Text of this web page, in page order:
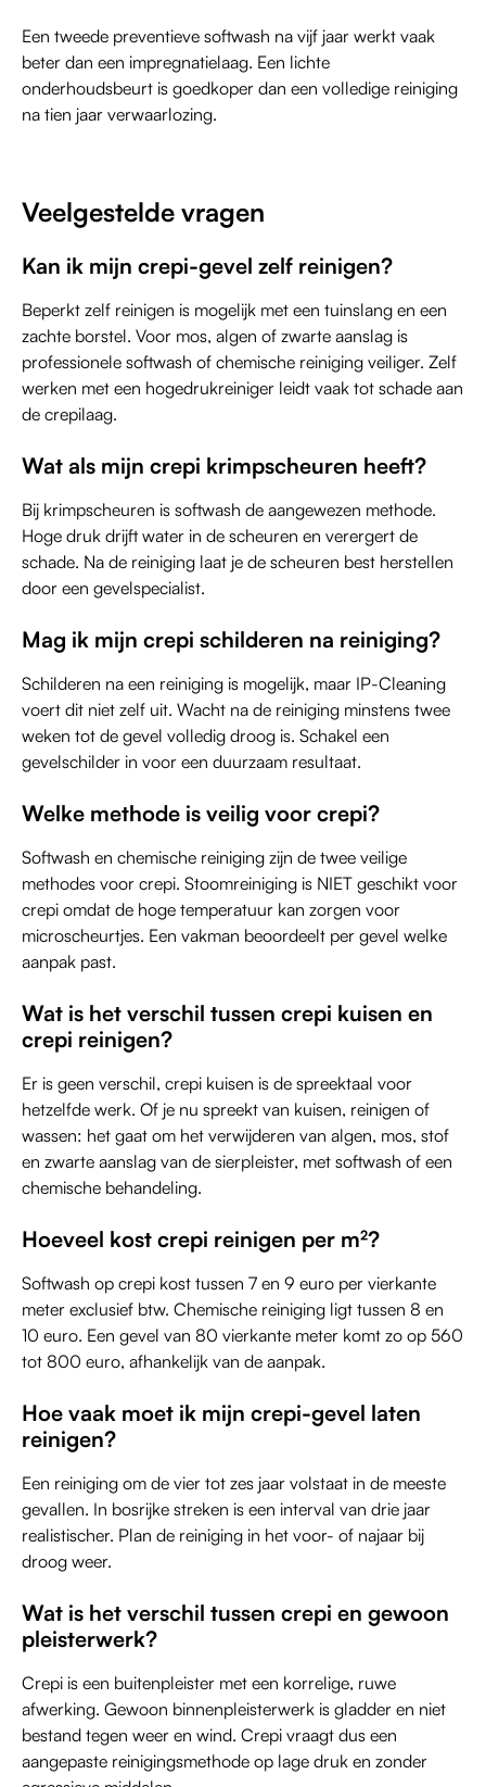
Een tweede preventieve softwash na vijf jaar werkt vaak
beter dan een impregnatielaag. Een lichte
onderhoudsbeurt is goedkoper dan een volledige reiniging
na tien jaar verwaarlozing.
Veelgestelde vragen
Kan ik mijn crepi-gevel zelf reinigen?
Beperkt zelf reinigen is mogelijk met een tuinslang en een
zachte borstel. Voor mos, algen of zwarte aanslag is
professionele softwash of chemische reiniging veiliger. Zelf
werken met een hogedrukreiniger leidt vaak tot schade aan
de crepilaag.
Wat als mijn crepi krimpscheuren heeft?
Bij krimpscheuren is softwash de aangewezen methode.
Hoge druk drijft water in de scheuren en verergert de
schade. Na de reiniging laat je de scheuren best herstellen
door een gevelspecialist.
Mag ik mijn crepi schilderen na reiniging?
Schilderen na een reiniging is mogelijk, maar IP-Cleaning
voert dit niet zelf uit. Wacht na de reiniging minstens twee
weken tot de gevel volledig droog is. Schakel een
gevelschilder in voor een duurzaam resultaat.
Welke methode is veilig voor crepi?
Softwash en chemische reiniging zijn de twee veilige
methodes voor crepi. Stoomreiniging is NIET geschikt voor
crepi omdat de hoge temperatuur kan zorgen voor
microscheurtjes. Een vakman beoordeelt per gevel welke
aanpak past.
Wat is het verschil tussen crepi kuisen en
crepi reinigen?
Er is geen verschil, crepi kuisen is de spreektaal voor
hetzelfde werk. Of je nu spreekt van kuisen, reinigen of
wassen: het gaat om het verwijderen van algen, mos, stof
en zwarte aanslag van de sierpleister, met softwash of een
chemische behandeling.
Hoeveel kost crepi reinigen per m²?
Softwash op crepi kost tussen 7 en 9 euro per vierkante
meter exclusief btw. Chemische reiniging ligt tussen 8 en
10 euro. Een gevel van 80 vierkante meter komt zo op 560
tot 800 euro, afhankelijk van de aanpak.
Hoe vaak moet ik mijn crepi-gevel laten
reinigen?
Een reiniging om de vier tot zes jaar volstaat in de meeste
gevallen. In bosrijke streken is een interval van drie jaar
realistischer. Plan de reiniging in het voor- of najaar bij
droog weer.
Wat is het verschil tussen crepi en gewoon
pleisterwerk?
Crepi is een buitenpleister met een korrelige, ruwe
afwerking. Gewoon binnenpleisterwerk is gladder en niet
bestand tegen weer en wind. Crepi vraagt dus een
aangepaste reinigingsmethode op lage druk en zonder